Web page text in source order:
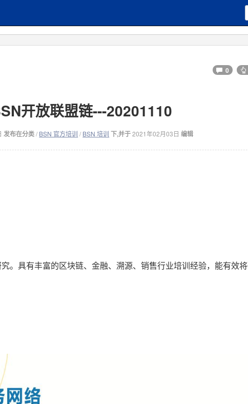
0
开放联盟链---20201110
发布在分类/ BSN 官方培训 / BSN 培训 下,并于2021年02月03日编辑
。具有丰富的区块链、金融、溯源、销售行业培训经验，能有效